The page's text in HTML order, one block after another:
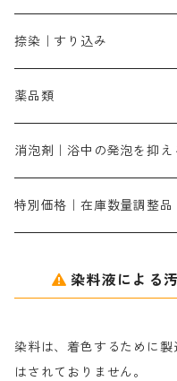
1kg
ローズMB｜鮮やかなピンク色
スカイブルーMG｜緑みの空色
ターキスブルーHNG｜緑みの
片羽刷毛
型洗いブラシ
レオニールEHC｜反応染料用
ソルバライトS-70｜各種繊維
染料の定着向上剤
ライトフィックスAコンク｜綿
シルクフィックス３A｜絹の染
アルカリ剤｜反応染料用
ソーダ灰
染料溶解剤
セレナゾールPDN｜各種染料の
白場汚染防止剤
海藻系
たんぱく質系
化学糊（PVA）
防腐剤｜アルカリ性
脱色剤
全体脱色｜ハイドロサルファイ
部分脱色｜デグロリンSコンク
脱色助剤｜浸透・複色抑制
メイプロガムNP｜にじみ防止
アミラヂンD｜浸透・複色抑制剤
捺染｜すり込み
染料溶解剤｜染料の均一な
捺染糊
メイプロガムNP（綿・麻・絹
白場汚染防止剤｜ソーピン
薬品類
ア行
カ行
ナ行
消泡剤｜浴中の発泡を抑え
特別価格｜在庫数量調整品
粉末顔料
染料液による
染料は、着色するために
はされておりません。